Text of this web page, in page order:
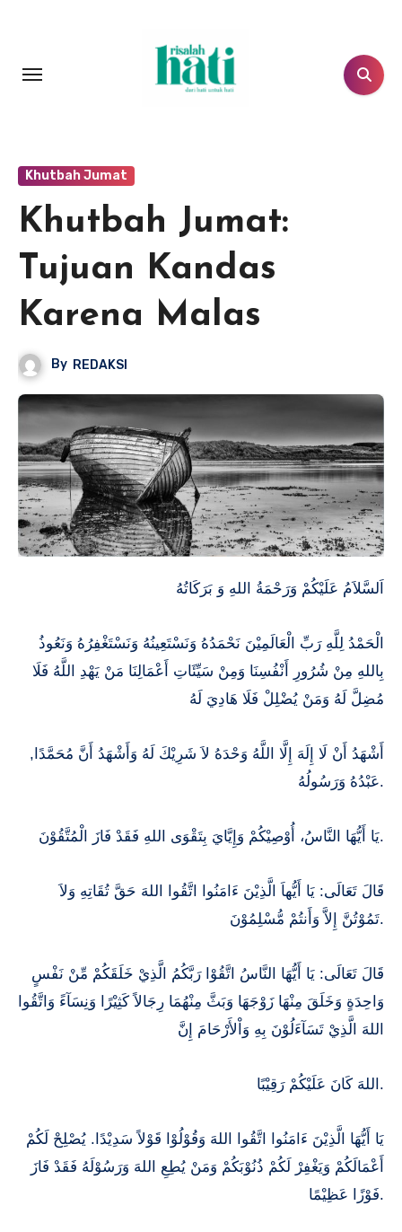
Khutbah Jumat
Khutbah Jumat:
Tujuan Kandas
Karena Malas
By REDAKSI
اَلسَّلاَمُ عَلَيْكُمْ وَرَحْمَةُ اللهِ وَ بَرَكَاتُهُ
الْحَمْدُ لِلَّهِ رَبِّ الْعَالَمِيْنَ نَحْمَدُهُ وَنَسْتَعِينُهُ وَنَسْتَغْفِرُهُ وَنَعُوذُ
بِاللهِ مِنْ شُرُورِ أَنْفُسِنَا وَمِنْ سَيِّئَاتِ أَعْمَالِنَا مَنْ يَهْدِ اللَّهُ فَلَا
مُضِلَّ لَهُ وَمَنْ يُضْلِلْ فَلَا هَادِيَ لَهُ
,أَشْهَدُ أَنْ لَا إِلَهَ إِلَّا اللَّهُ وَحْدَهُ لاَ شَرِيْكَ لَهُ وَأَشْهَدُ أَنَّ مُحَمَّدًا
عَبْدُهُ وَرَسُولُهُ.
يَا أَيُّهَا النَّاسُ، أُوْصِيْكُمْ وَإِيَّايَ بِتَقْوَى اللهِ فَقَدْ فَازَ الْمُتَّقُوْنَ.
قَالَ تَعَالَى: يَا أَيُّهاَ الَّذِيْنَ ءَامَنُوا اتَّقُوا اللهَ حَقَّ تُقَاتِهِ وَلاَ
تَمُوْتُنَّ إِلاَّ وَأَنتُمْ مُّسْلِمُوْنَ.
قَالَ تَعَالَى: يَا أَيُّهَا النَّاسُ اتَّقُوْا رَبَّكُمُ الَّذِيْ خَلَقَكُمْ مِّنْ نَفْسٍ
وَاحِدَةٍ وَخَلَقَ مِنْهَا زَوْجَهَا وَبَثَّ مِنْهُمَا رِجَالاً كَثِيْرًا وَنِسَآءً وَاتَّقُوا
اللهَ الَّذِيْ تَسَآءَلُوْنَ بِهِ وَاْلأَرْحَامَ إِنَّ
اللهَ كَانَ عَلَيْكُمْ رَقِيْبًا.
يَا أَيُّهَا الَّذِيْنَ ءَامَنُوا اتَّقُوا اللهَ وَقُوْلُوْا قَوْلاً سَدِيْدًا. يُصْلِحْ لَكُمْ
أَعْمَالَكُمْ وَيَغْفِرْ لَكُمْ ذُنُوْبَكُمْ وَمَنْ يُطِعِ اللهَ وَرَسُوْلَهُ فَقَدْ فَازَ
فَوْزًا عَظِيْمًا.